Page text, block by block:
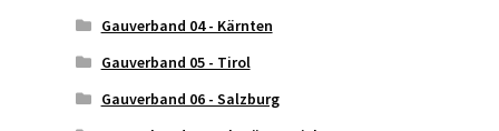
Gauverband 04 - Kärnten
Gauverband 05 - Tirol
Gauverband 06 - Salzburg